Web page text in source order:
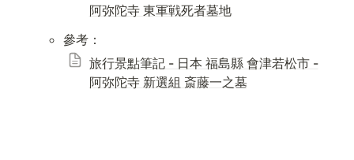
阿弥陀寺 東軍戦死者墓地
參考：
旅行景點筆記 - 日本 福島縣 會津若松市 -
阿弥陀寺 新選組 斎藤一之墓